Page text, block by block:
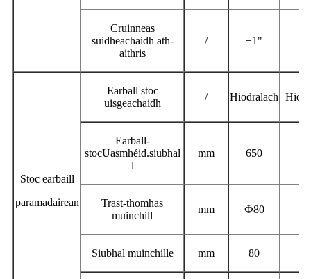
Cruinneas
suidheachaidh ath-
aithris
/ ±1"
Stoc earbaill
paramadairean
Earball stoc
uisgeachaidh
/ Hiodralach
Earball-
stocUasmhéid.siubhal
l
mm 650
Trast-thomhas
muinchill
mm Ф80
Siubhal muinchille mm 80